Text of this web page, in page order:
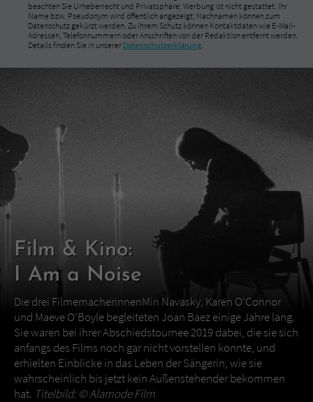
beachten Sie Urheberrecht und Privatsphäre; Werbung ist nicht gestattet. Ihr
Name bzw. Pseudonym wird öffentlich angezeigt; Nachnamen können zum
Datenschutz gekürzt werden. Zu Ihrem Schutz können Kontaktdaten wie E-Mail-
Adressen, Telefonnummern oder Anschriften von der Redaktion entfernt werden.
Details finden Sie in unserer Datenschutzerklärung
Film & Kino:
I Am a Noise
Die drei FilmemacherinnenMiri Navasky, Karen O‘Connor
und Maeve O‘Boyle begleiteten Joan Baez einige Jahre lang.
Sie waren bei ihrer Abschiedstournee 2019 dabei, die sie sich
anfangs des Films noch gar nicht vorstellen konnte, und
erhielten Einblicke in das Leben der Sängerin, wie sie
wahrscheinlich bis jetzt kein Außenstehender bekommen
hat. Titelbild: ©Alamode Film